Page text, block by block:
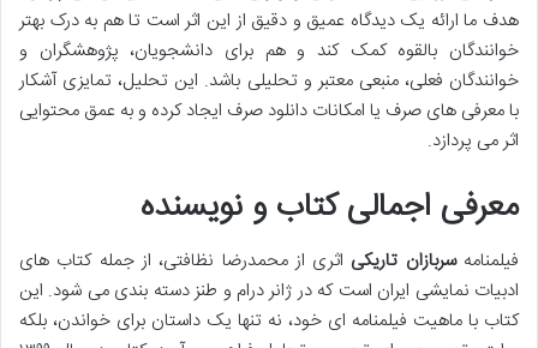
هدف ما ارائه یک دیدگاه عمیق و دقیق از این اثر است تا هم به درک بهتر
خوانندگان بالقوه کمک کند و هم برای دانشجویان، پژوهشگران و
خوانندگان فعلی، منبعی معتبر و تحلیلی باشد. این تحلیل، تمایزی آشکار
با معرفی های صرف یا امکانات دانلود صرف ایجاد کرده و به عمق محتوایی
اثر می پردازد.
معرفی اجمالی کتاب و نویسنده
فیلمنامهسربازان تاریکی اثری از محمدرضا نظافتی، از جمله کتاب های
ادبیات نمایشی ایران است که در ژانر درام و طنز دسته بندی می شود. این
کتاب با ماهیت فیلمنامه ای خود، نه تنها یک داستان برای خواندن، بلکه